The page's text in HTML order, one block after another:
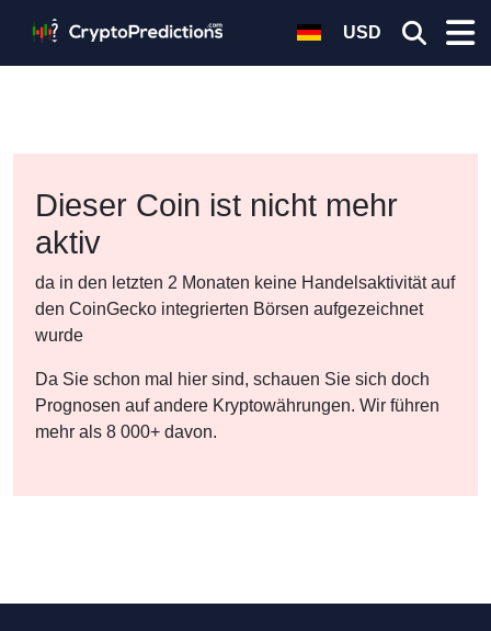
USD
Dieser Coin ist nicht mehr
aktiv
da in den letzten 2 Monaten keine Handelsaktivität auf
den CoinGecko integrierten Börsen aufgezeichnet
wurde
Da Sie schon mal hier sind, schauen Sie sich doch
Prognosen auf andere Kryptowährungen. Wir führen
mehr als 8 000+ davon.